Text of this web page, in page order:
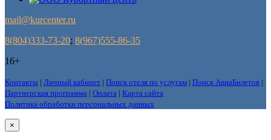
mail@kurcenter.ru
8(804)333-73-20; 8(967)555-86-35
16+
Контакты | Личный кабинет | Поиск отеля по услугам | Поиск АвиаБилетов |
Партнерская программа | Оплата | Карта сайта
Политика обработки персональных данных
×